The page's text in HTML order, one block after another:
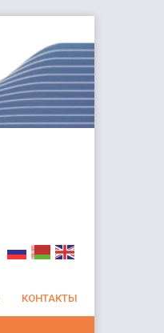
КОНТАКТЫ